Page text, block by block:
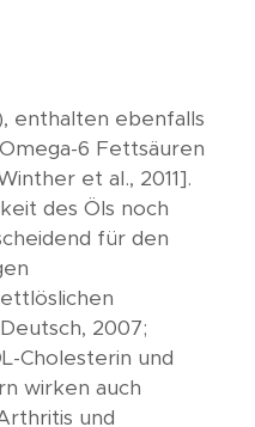
enthalten ebenfalls
6 Fettsäuren
et al., 2011].
des Öls noch
für den
2007;
Cholesterin und
wirken auch
und